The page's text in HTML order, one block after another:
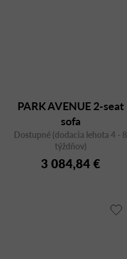
PARK AVENUE 2-seat
sofa
Dostupné (dodacia lehota 4 - 8
týždňov)
3 084,84 €